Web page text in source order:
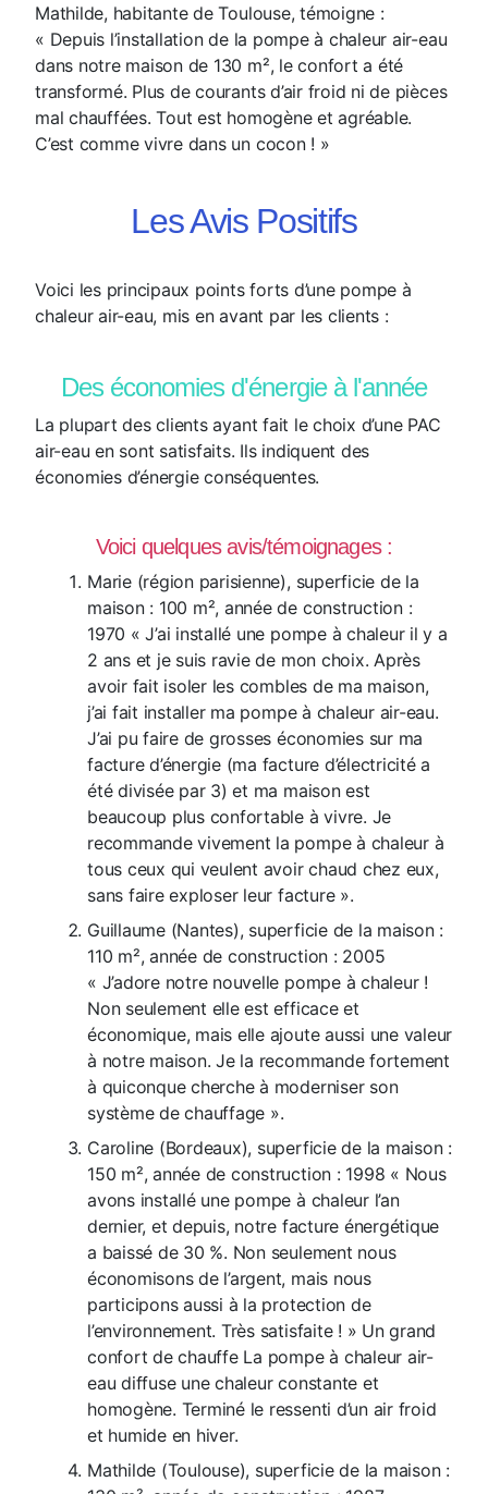
Mathilde, habitante de Toulouse, témoigne :
« Depuis l’installation de la pompe à chaleur air-eau
dans notre maison de 130 m², le confort a été
transformé. Plus de courants d’air froid ni de pièces
mal chauffées. Tout est homogène et agréable.
C’est comme vivre dans un cocon ! »
Les Avis Positifs
Voici les principaux points forts d’une pompe à
chaleur air-eau, mis en avant par les clients :
Des économies d'énergie à l'année
La plupart des clients ayant fait le choix d’une PAC
air-eau en sont satisfaits. Ils indiquent des
économies d’énergie conséquentes.
Voici quelques avis/témoignages :
Marie (région parisienne), superficie de la
maison : 100 m², année de construction :
1970 « J’ai installé une pompe à chaleur il y a
2 ans et je suis ravie de mon choix. Après
avoir fait isoler les combles de ma maison,
j’ai fait installer ma pompe à chaleur air-eau.
J’ai pu faire de grosses économies sur ma
facture d’énergie (ma facture d’électricité a
été divisée par 3) et ma maison est
beaucoup plus confortable à vivre. Je
recommande vivement la pompe à chaleur à
tous ceux qui veulent avoir chaud chez eux,
sans faire exploser leur facture ».
Guillaume (Nantes), superficie de la maison :
110 m², année de construction : 2005
« J’adore notre nouvelle pompe à chaleur !
Non seulement elle est efficace et
économique, mais elle ajoute aussi une valeur
à notre maison. Je la recommande fortement
à quiconque cherche à moderniser son
système de chauffage ».
Caroline (Bordeaux), superficie de la maison :
150 m², année de construction : 1998 « Nous
avons installé une pompe à chaleur l’an
dernier, et depuis, notre facture énergétique
a baissé de 30 %. Non seulement nous
économisons de l’argent, mais nous
participons aussi à la protection de
l’environnement. Très satisfaite ! » Un grand
confort de chauffe La pompe à chaleur air-
eau diffuse une chaleur constante et
homogène. Terminé le ressenti d’un air froid
et humide en hiver.
Mathilde (Toulouse), superficie de la maison :